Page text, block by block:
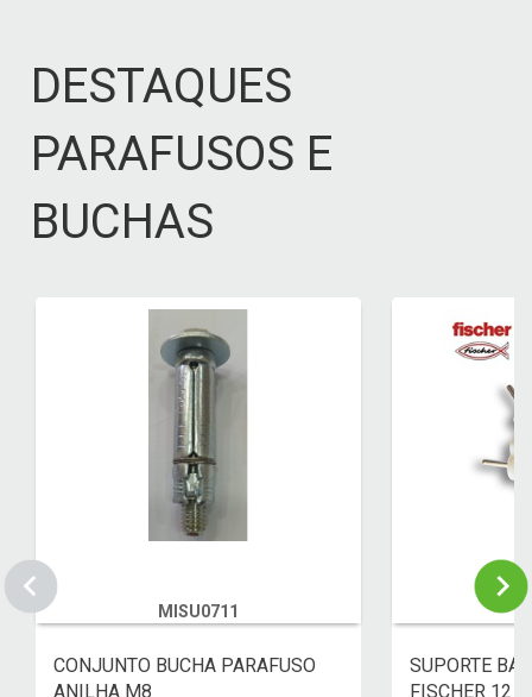
DESTAQUES
PARAFUSOS E
BUCHAS
MISU0711
CONJUNTO BUCHA PARAFUSO
ANILHA M8
SUPORTE
FISCHER 12